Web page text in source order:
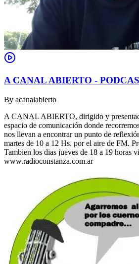
A CANAL ABIERTO -
By acanalabierto
A CANAL ABIERTO, dirigido y
espacio de comunicación donde
nos llevan a encontrar un punto de
martes de 10 a 12 Hs. por el aire de FM.
Tambien los dias jueves de 18 a 19 horas
www.radioconstanza.com.ar